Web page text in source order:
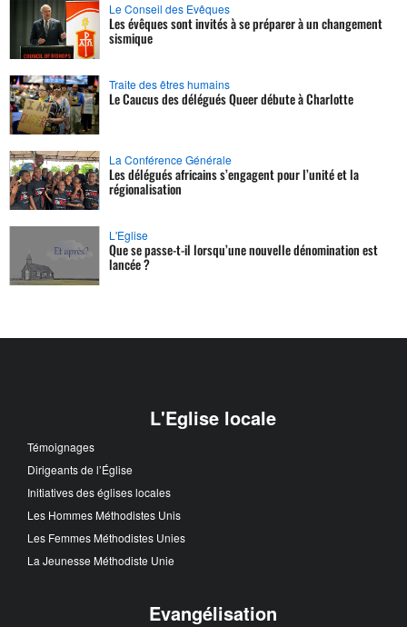
Le Conseil des Evêques
Les évêques sont invités à se préparer à un changement
sismique
Traite des êtres humains
Le Caucus des délégués Queer débute à Charlotte
La Conférence Générale
Les délégués africains s’engagent pour l’unité et la
régionalisation
L'Eglise
Que se passe-t-il lorsqu’une nouvelle dénomination est
lancée ?
L'Eglise locale
Témoignages
Dirigeants de l’Église
Initiatives des églises locales
Les Hommes Méthodistes Unis
Les Femmes Méthodistes Unies
La Jeunesse Méthodiste Unie
Evangélisation